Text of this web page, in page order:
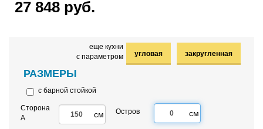
27 848 руб.
еще кухни
с параметром
угловая закругленная
РАЗМЕРЫ
с барной стойкой
Сторона
А
см Остров см